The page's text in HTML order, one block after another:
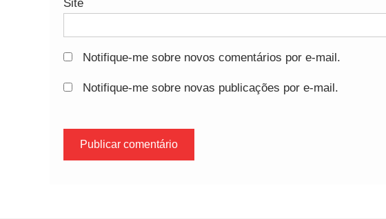
Site
Notifique-me sobre novos comentários por e-mail.
Notifique-me sobre novas publicações por e-mail.